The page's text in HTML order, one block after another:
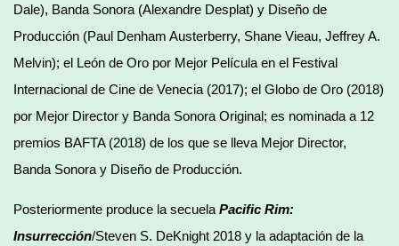
Dale), Banda Sonora (Alexandre Desplat) y Diseño de
Producción (Paul Denham Austerberry, Shane Vieau, Jeffrey A.
Melvin); el León de Oro por Mejor Película en el Festival
Internacional de Cine de Venecia (2017); el Globo de Oro (2018)
por Mejor Director y Banda Sonora Original; es nominada a 12
premios BAFTA (2018) de los que se lleva Mejor Director,
Banda Sonora y Diseño de Producción.
Posteriormente produce la secuela Pacific Rim:
Insurrección/Steven S. DeKnight 2018 y la adaptación de la